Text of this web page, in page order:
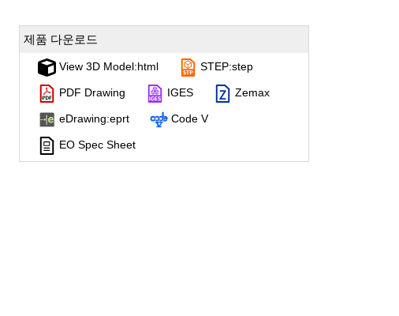
제품 다운로드
View 3D Model:html STEP:step
PDF Drawing IGES Zemax
eDrawing:eprt Code V
EO Spec Sheet